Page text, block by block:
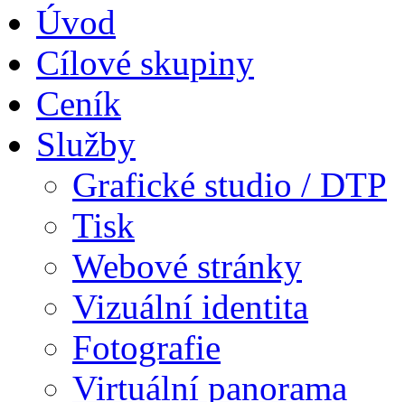
Úvod
Cílové skupiny
Ceník
Služby
Grafické studio / DTP
Tisk
Webové stránky
Vizuální identita
Fotografie
Virtuální panorama